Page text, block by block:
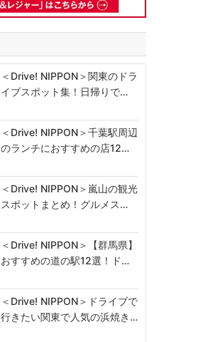
＜Drive! NIPPON＞関東のドラ
イブスポット集！日帰りで…
＜Drive! NIPPON＞千葉駅周辺
のランチにおすすめの店12…
＜Drive! NIPPON＞嵐山の観光
スポットまとめ！グルメス…
＜Drive! NIPPON＞【群馬県】
おすすめの道の駅12選！ド…
＜Drive! NIPPON＞ドライブで
行きたい関東で人気の浜焼き…